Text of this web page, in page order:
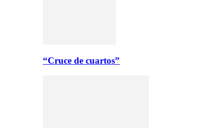
“Cruce de cuartos”